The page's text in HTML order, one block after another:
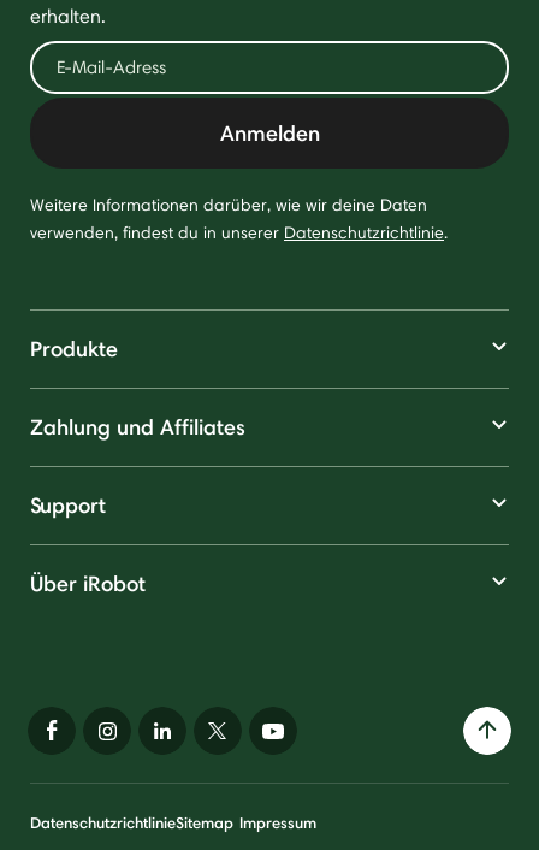
erhalten.
Anmelden
Weitere Informationen darüber, wie wir deine Daten
verwenden, findest du in unserer Datenschutzrichtlinie.
Produkte
Zahlung und Affiliates
Support
Über iRobot
DatenschutzrichtlinieSitemap Impressum